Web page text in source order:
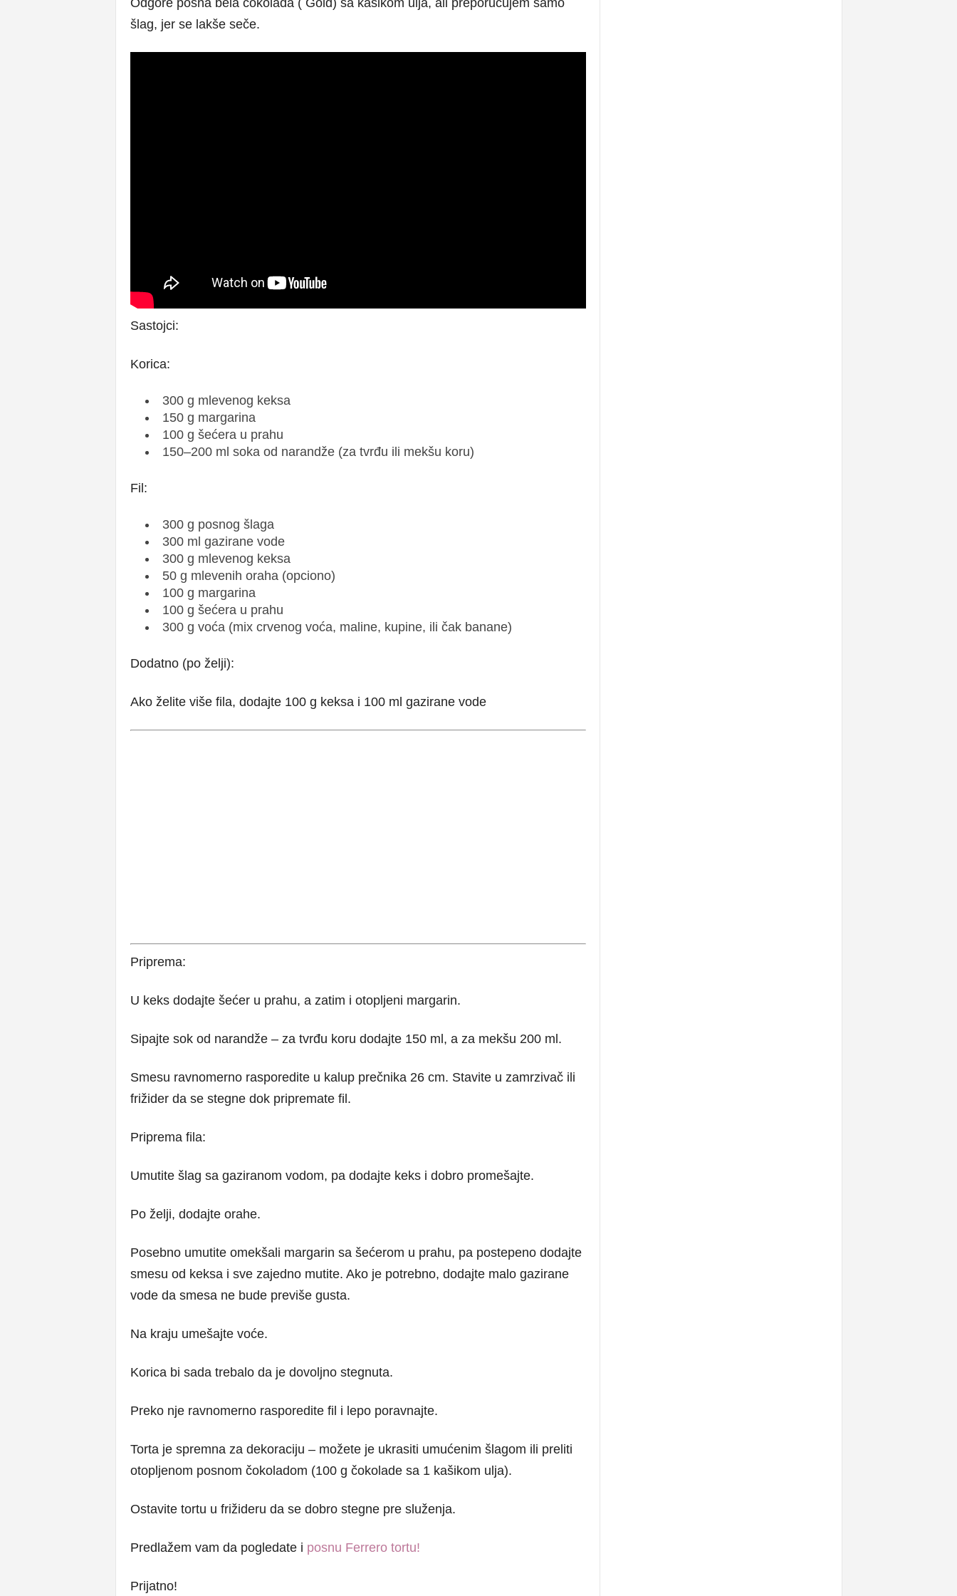
Odgore posna bela čokolada ( Gold) sa kašikom ulja, ali preporučujem samo
šlag, jer se lakše seče.
Sastojci:
Korica:
300 g mlevenog keksa
150 g margarina
100 g šećera u prahu
150–200 ml soka od narandže (za tvrđu ili mekšu koru)
Fil:
300 g posnog šlaga
300 ml gazirane vode
300 g mlevenog keksa
50 g mlevenih oraha (opciono)
100 g margarina
100 g šećera u prahu
300 g voća (mix crvenog voća, maline, kupine, ili čak banane)
Dodatno (po želji):
Ako želite više fila, dodajte 100 g keksa i 100 ml gazirane vode
Priprema:
U keks dodajte šećer u prahu, a zatim i otopljeni margarin.
Sipajte sok od narandže – za tvrđu koru dodajte 150 ml, a za mekšu 200 ml.
Smesu ravnomerno rasporedite u kalup prečnika 26 cm. Stavite u zamrzivač ili
frižider da se stegne dok pripremate fil.
Priprema fila:
Umutite šlag sa gaziranom vodom, pa dodajte keks i dobro promešajte.
Po želji, dodajte orahe.
Posebno umutite omekšali margarin sa šećerom u prahu, pa postepeno dodajte
smesu od keksa i sve zajedno mutite. Ako je potrebno, dodajte malo gazirane
vode da smesa ne bude previše gusta.
Na kraju umešajte voće.
Korica bi sada trebalo da je dovoljno stegnuta.
Preko nje ravnomerno rasporedite fil i lepo poravnajte.
Torta je spremna za dekoraciju – možete je ukrasiti umućenim šlagom ili preliti
otopljenom posnom čokoladom (100 g čokolade sa 1 kašikom ulja).
Ostavite tortu u frižideru da se dobro stegne pre služenja.
Predlažem vam da pogledate i posnu Ferrero tortu!
Prijatno!